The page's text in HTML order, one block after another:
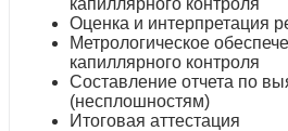
Оценка и интерпретация
Метрологическое
капиллярного контроля
Составление отчета по
(несплошностям)
Итоговая аттестация